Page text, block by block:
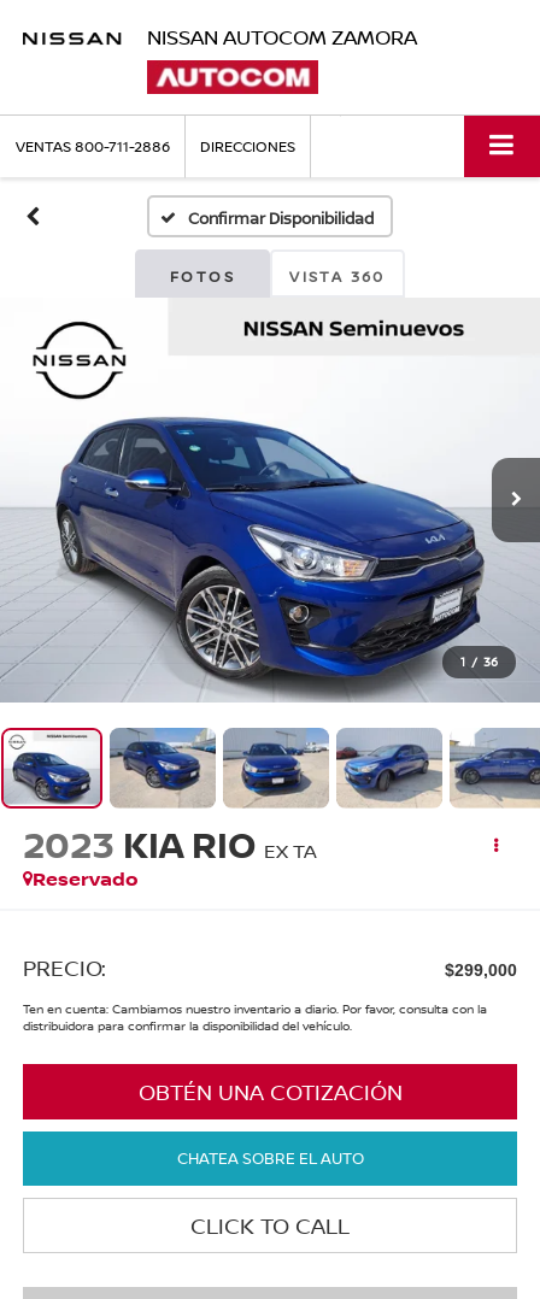
NISSAN AUTOCOM ZAMORA
VENTAS800-711-2886 DIRECCIONES
Confirmar Disponibilidad
FOTOS VISTA 360
1 / 36
2023 KIA RIO EX TA
Reservado
PRECIO: $299,000
Ten en cuenta: Cambiamos nuestro inventario a diario. Por favor, consulta con la
distribuidora para confirmar la disponibilidad del vehículo.
OBTÉN UNA COTIZACIÓN
CHATEA SOBRE EL AUTO
CLICK TO CALL